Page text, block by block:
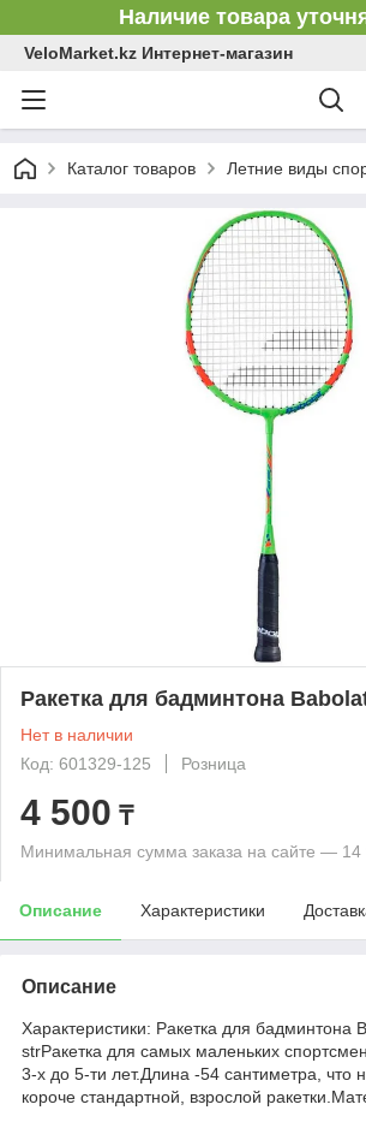
Наличие товара
VeloMarket.kz Интернет-магазин
Каталог товаров Летние виды
Ракетка для бадминтона
Нет в наличии
Код: 601329-125
Розница
4 500 ₸
Минимальная сумма заказа на сайте — 14
Описание Характеристики
Описание
Характеристики: Ракетка для бадминтона
strРакетка для самых маленьких
3-х до 5-ти лет.Длина -54 сантиметра, что
короче стандартной, взрослой